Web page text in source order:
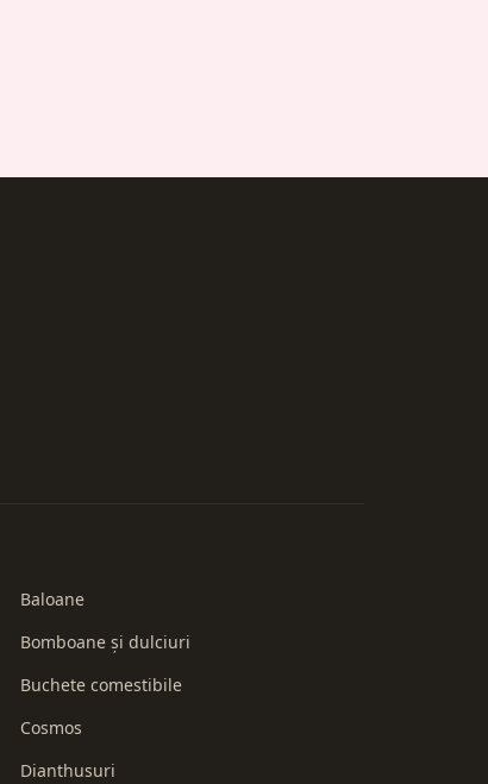
Baloane
Bomboane și dulciuri
Buchete comestibile
Cosmos
Dianthusuri